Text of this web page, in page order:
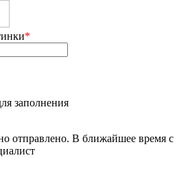
*
заполнения
отправлено. В ближайшее время с